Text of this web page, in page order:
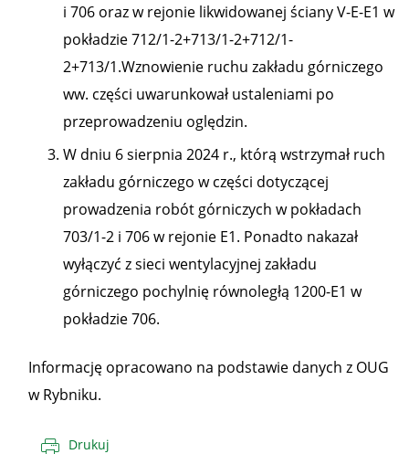
i 706 oraz w rejonie likwidowanej ściany V-E-E1 w
pokładzie 712/1-2+713/1-2+712/1-
2+713/1.Wznowienie ruchu zakładu górniczego
ww. części uwarunkował ustaleniami po
przeprowadzeniu oględzin.
W dniu 6 sierpnia 2024 r., którą wstrzymał ruch
zakładu górniczego w części dotyczącej
prowadzenia robót górniczych w pokładach
703/1-2 i 706 w rejonie E1. Ponadto nakazał
wyłączyć z sieci wentylacyjnej zakładu
górniczego pochylnię równoległą 1200-E1 w
pokładzie 706.
Informację opracowano na podstawie danych z OUG
w Rybniku.
Drukuj